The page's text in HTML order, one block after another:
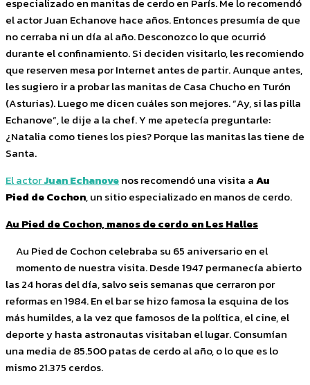
el actor Juan Echanove hace años. Entonces presumía de que
no cerraba ni un día al año. Desconozco lo que ocurrió
durante el confinamiento. Si deciden visitarlo, les recomiendo
que reserven mesa por Internet antes de partir. Aunque antes,
les sugiero ir a probar las manitas de Casa Chucho en Turón
(Asturias). Luego me dicen cuáles son mejores. “Ay, si las pilla
Echanove”, le dije a la chef. Y me apetecía preguntarle:
¿Natalia como tienes los pies? Porque las manitas las tiene de
Santa.
El actorJuan Echanovenos recomendó una visita aAu
Pied de Cochon, un sitio especializado en manos de cerdo.
Au Pied de Cochon, manos de cerdo en Les Halles
Au Pied de Cochon celebraba su 65 aniversario en el
momento de nuestra visita. Desde 1947 permanecía abierto
las 24 horas del día, salvo seis semanas que cerraron por
reformas en 1984. En el bar se hizo famosa la esquina de los
más humildes, a la vez que famosos de la política, el cine, el
deporte y hasta astronautas visitaban el lugar. Consumían
una media de 85.500 patas de cerdo al año, o lo que es lo
mismo 21.375 cerdos.